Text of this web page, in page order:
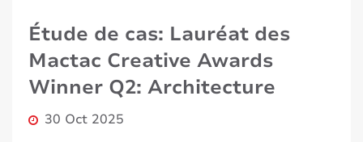
Étude de cas: Lauréat des
Mactac Creative Awards
Winner Q2: Architecture
30 Oct 2025